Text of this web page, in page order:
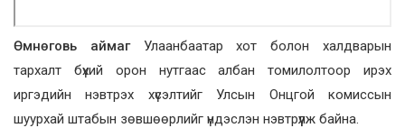
Өмнөговь аймаг Улаанбаатар хот болон халдварын
тархалт бүхий орон нутгаас албан томилолтоор ирэх
иргэдийн нэвтрэх хүсэлтийг Улсын Онцгой комиссын
шуурхай штабын зөвшөөрлийг үндэслэн нэвтрүүлж байна.